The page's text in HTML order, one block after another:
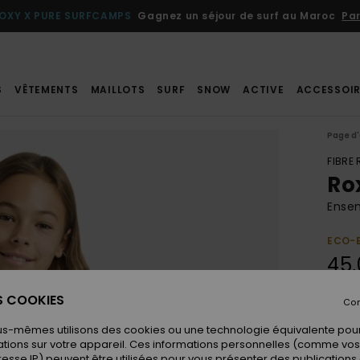
X PURE SURFCAMPS Gagnez un séjour de surf au Maroc
VÊTEMENTS MAILLOTS SURF SNOW ACTIVE
Page
FIBRE
ECO-
COOKIES
mêmes utilisons des cookies ou une technologie équivalente
sur votre appareil. Ces informations personnelles (comme